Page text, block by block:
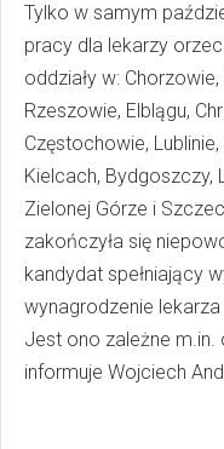
Tylko w samym
pracy dla lekarzy
oddziały w:
Rzeszowie, Elblągu,
Częstochowie, Lublinie,
Kielcach, Bydgoszczy,
Zielonej Górze i
zakończyła się
kandydat spełniający
wynagrodzenie
Jest ono zależne
informuje Wojciech